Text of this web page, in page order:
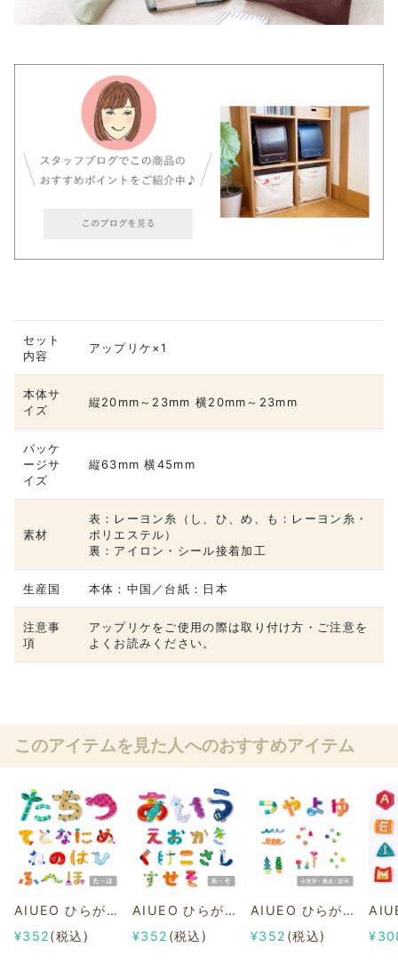
セット
内容
アップリケ×1
本体サ
イズ
縦20mm～23mm 横20mm～23mm
パッケ
ージサ
イズ
縦63mm 横45mm
素材
表：レーヨン糸（し、ひ、め、も：レーヨン糸・
ポリエステル）
裏：アイロン・シール接着加工
生産国 本体：中国／台紙：日本
注意事
項
アップリケをご使用の際は取り付け方・ご注意を
よくお読みください。
このアイテムを見た人へのおすすめアイテム
AIUEO ひらがな アップリケ/ワッペン 【たちつてとなにぬねのはひふへほ】
¥352(税込)
AIUEO ひらがな アップリケ/ワッペン 【あいうえおかきくけこさしすせそ】
¥352 (税込)
AIUEO ひらがな アップリケ/ワッペン【小文字/濁点 ゛/半濁点 ゜/記号】
¥352 (税込)